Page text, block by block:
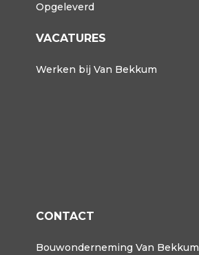
Opgeleverd
VACATURES
Werken bij Van Bekkum
CONTACT
Bouwonderneming Van Bekkum